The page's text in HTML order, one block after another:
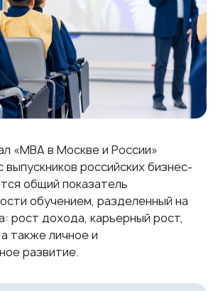
«MBA в Москве и России»
российских бизнес-
общий показатель
обучением, разделенный на
рост дохода, карьерный рост,
также личное и
развитие.